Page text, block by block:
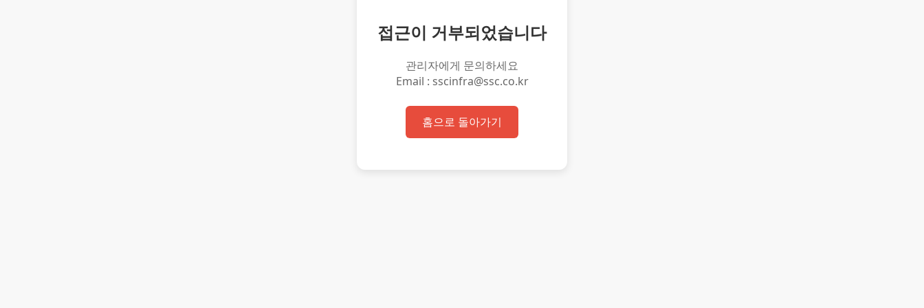
접근이 거부되었습니다
관리자에게 문의하세요
Email : sscinfra@ssc.co.kr
홈으로 돌아가기